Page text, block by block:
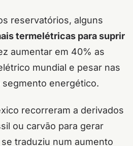
reservatórios, alguns
termelétricas para suprir
aumentar em 40% as
mundial e pesar nas
energético.
recorreram a derivados
ou carvão para gerar
traduziu num aumento